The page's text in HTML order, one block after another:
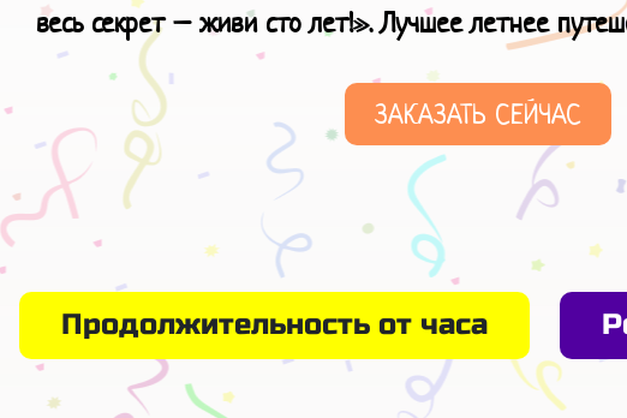
весь секрет – живи сто лет!». Лучшеелетнее
ЗАКАЗАТЬ СЕЙЧАС
Продолжительность от часа